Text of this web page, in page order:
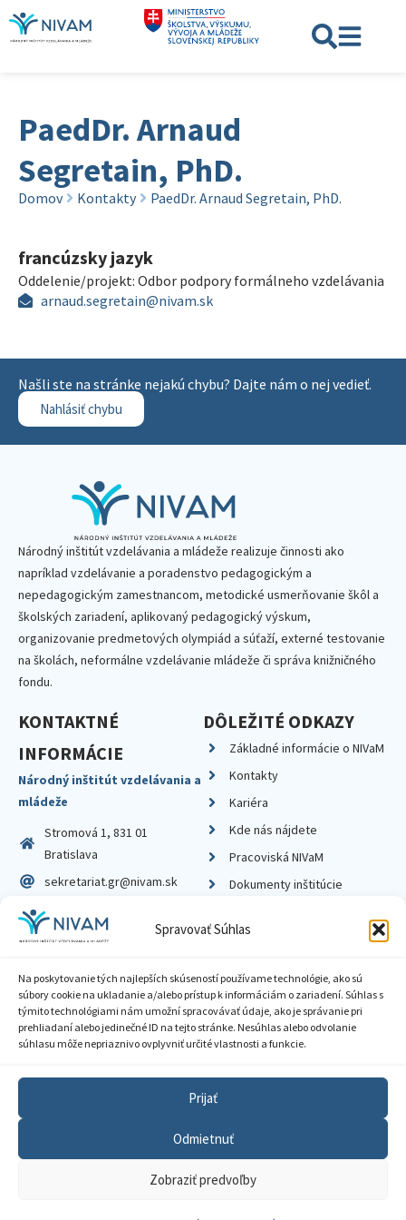
Spravovať Súhlas
Na poskytovanie tých najlepších skúseností používame technológie, ako sú
súbory cookie na ukladanie a/alebo prístup k informáciám o zariadení. Súhlas s
týmito technológiami nám umožní spracovávať údaje, ako je správanie pri
prehliadaní alebo jedinečné ID na tejto stránke. Nesúhlas alebo odvolanie
súhlasu môže nepriaznivo ovplyvniť určité vlastnosti a funkcie.
Prijať
Odmietnuť
Zobraziť predvoľby
PaedDr. Arnaud
Segretain, PhD.
Domov Kontakty PaedDr. Arnaud Segretain, PhD.
francúzsky jazyk
Oddelenie/projekt: Odbor podpory formálneho vzdelávania
arnaud.segretain@nivam.sk
Našli ste na stránke nejakú chybu? Dajte nám o nej vedieť.
Nahlásiť chybu
Národný inštitút vzdelávania a mládeže realizuje činnosti ako
napríklad vzdelávanie a poradenstvo pedagogickým a
nepedagogickým zamestnancom, metodické usmerňovanie škôl a
školských zariadení, aplikovaný pedagogický výskum,
organizovanie predmetových olympiád a súťaží, externé testovanie
na školách, neformálne vzdelávanie mládeže či správa knižničného
fondu.
KONTAKTNÉ
INFORMÁCIE
Národný inštitút vzdelávania a
mládeže
Stromová 1, 831 01
Bratislava
sekretariat.gr@nivam.sk
IČO: 00164348
DIČ: 2020798714
DÔLEŽITÉ ODKAZY
Základné informácie o NIVaM
Kontakty
Kariéra
Kde nás nájdete
Pracoviská NIVaM
Dokumenty inštitúcie
Zásady ochrany súkromia
Sprístupnenie informácií
GDPR